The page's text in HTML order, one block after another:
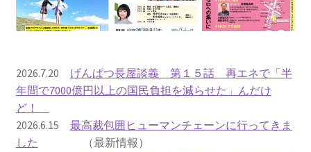
2016.1.31 日本と原発上映会＆講演会
き 集会
2017.3.12 第6回原発ゼロへのカウントダウンinかわさ
き 集会
2026.7.20 げんぱつ長屋談義 第１５話 再エネで「半
年間で7000億円以上の国民負担を減らせた」んだけ
ど！
2026.6.15 最高裁包囲ヒューマンチェーンに行ってきま
した （最新情報）